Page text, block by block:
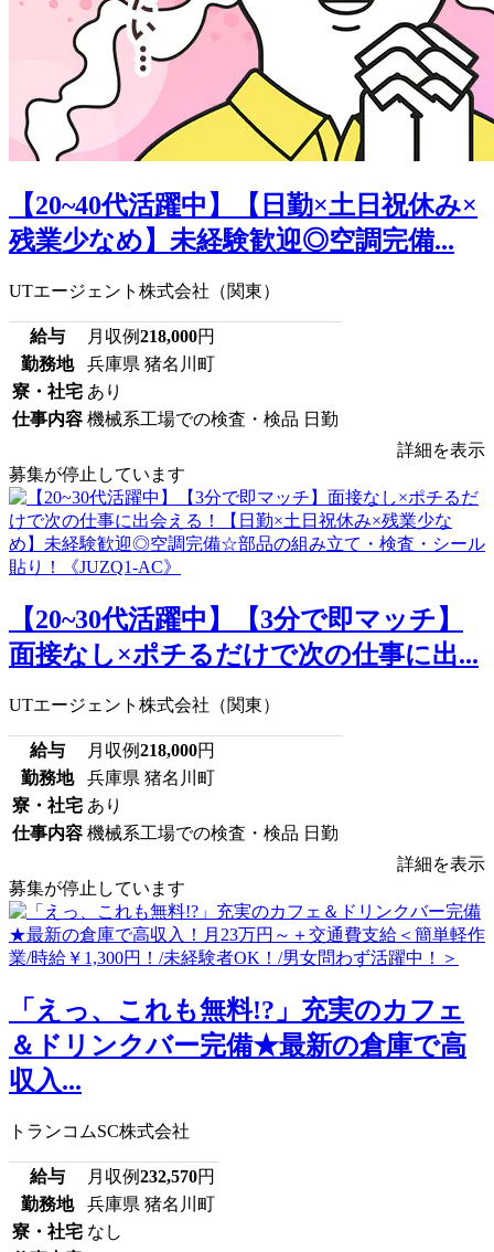
【20~40代活躍中】【日勤×土日祝休み×
残業少なめ】未経験歓迎◎空調完備...
UTエージェント株式会社（関東）
給与 月収例218,000円
勤務地
兵庫県 猪名川町
寮・社宅 あり
仕事内容 機械系工場での検査・検品 日勤
詳細を表示
募集が停止しています
【20~30代活躍中】【3分で即マッチ】
面接なし×ポチるだけで次の仕事に出...
UTエージェント株式会社（関東）
給与 月収例218,000円
勤務地
兵庫県 猪名川町
寮・社宅 あり
仕事内容 機械系工場での検査・検品 日勤
詳細を表示
募集が停止しています
「えっ、これも無料!?」充実のカフェ
＆ドリンクバー完備★最新の倉庫で高
収入...
トランコムSC株式会社
給与 月収例232,570円
勤務地
兵庫県 猪名川町
寮・社宅 なし